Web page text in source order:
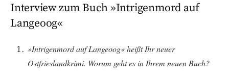
Interview zum Buch »Intrigenmord auf
Langeoog«
»Intrigenmord auf Langeoog« heißt Ihr neuer
Ostfrieslandkrimi. Worum geht es in Ihrem neuen Buch?